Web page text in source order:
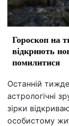
Гороскоп на
відкриють
помилитися
Останній
астрологічні
зірки
особистому